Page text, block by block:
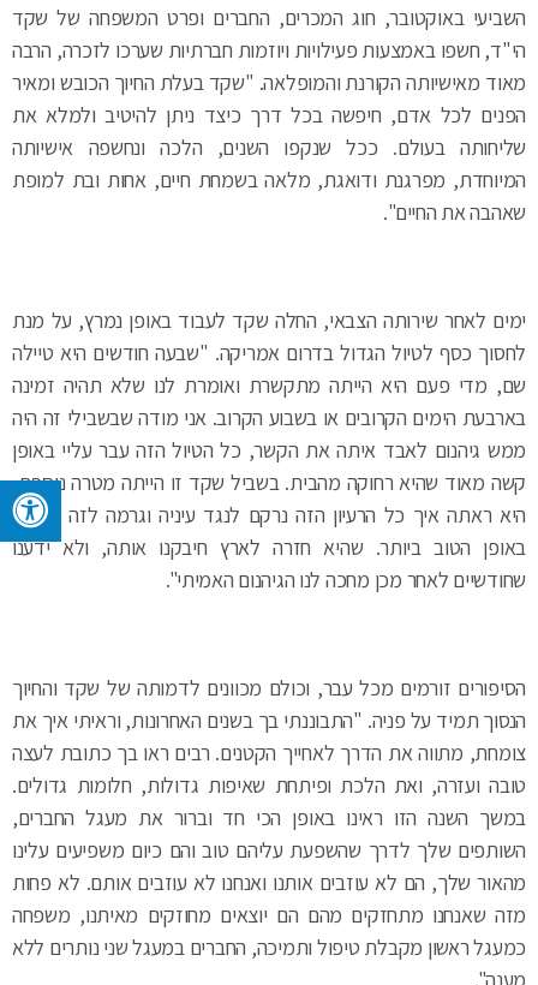
השביעי באוקטובר, חוג המכרים, החברים ופרט המשפחה של שקד
הי"ד, חשפו באמצעות פעילויות ויוזמות חברתיות שערכו לזכרה, הרבה
מאוד מאישיותה הקורנת והמופלאה. "שקד בעלת החיוך הכובש ומאיר
הפנים לכל אדם, חיפשה בכל דרך כיצד ניתן להיטיב ולמלא את
שליחותה בעולם. ככל שנקפו השנים, הלכה ונחשפה אישיותה
המיוחדת, מפרגנת ודואגת, מלאה בשמחת חיים, אחות ובת למופת
שאהבה את החיים".
ימים לאחר שירותה הצבאי, החלה שקד לעבוד באופן נמרץ, על מנת
לחסוך כסף לטיול הגדול בדרום אמריקה. "שבעה חודשים היא טיילה
שם, מדי פעם היא הייתה מתקשרת ואומרת לנו שלא תהיה זמינה
בארבעת הימים הקרובים או בשבוע הקרוב. אני מודה שבשבילי זה היה
ממש גיהנום לאבד איתה את הקשר, כל הטיול הזה עבר עליי באופן
קשה מאוד שהיא רחוקה מהבית. בשביל שקד זו הייתה מטרה נוספת,
היא ראתה איך כל הרעיון הזה נרקם לנגד עיניה וגרמה לזה לקרות
באופן הטוב ביותר. שהיא חזרה לארץ חיבקנו אותה, ולא ידענו
שחודשיים לאחר מכן מחכה לנו הגיהנום האמיתי".
הסיפורים זורמים מכל עבר, וכולם מכוונים לדמותה של שקד והחיוך
הנסוך תמיד על פניה. "התבוננתי בך בשנים האחרונות, וראיתי איך את
צומחת, מתווה את הדרך לאחייך הקטנים. רבים ראו בך כתובת לעצה
טובה ועזרה, ואת הלכת ופיתחת שאיפות גדולות, חלומות גדולים.
במשך השנה הזו ראינו באופן הכי חד וברור את מעגל החברים,
השותפים שלך לדרך שהשפעת עליהם טוב והם כיום משפיעים עלינו
מהאור שלך, הם לא עוזבים אותנו ואנחנו לא עוזבים אותם. לא פחות
מזה שאנחנו מתחזקים מהם הם יוצאים מחוזקים מאיתנו, משפחה
כמעגל ראשון מקבלת טיפול ותמיכה, החברים במעגל שני נותרים ללא
מענה".